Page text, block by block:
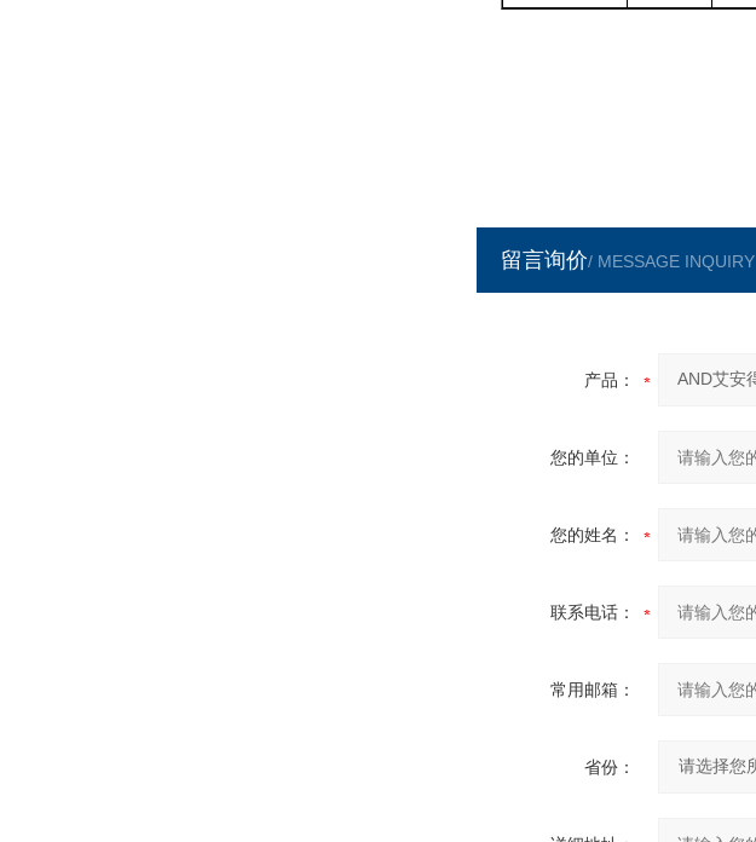
留言询价/ MESSAGE INQUIRY
产品：
您的单位：
您的姓名：
联系电话：
常用邮箱：
省份：